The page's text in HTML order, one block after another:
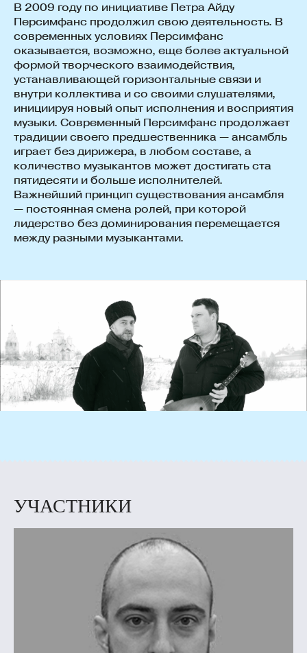
В 2009 году по инициативе Петра Айду
Персимфанс продолжил свою деятельность. В
современных условиях Персимфанс
оказывается, возможно, еще более актуальной
формой творческого взаимодействия,
устанавливающей горизонтальные связи и
внутри коллектива и со своими слушателями,
инициируя новый опыт исполнения и восприятия
музыки. Современный Персимфанс продолжает
традиции своего предшественника — ансамбль
играет без дирижера, в любом составе, а
количество музыкантов может достигать ста
пятидесяти и больше исполнителей.
Важнейший принцип существования ансамбля
— постоянная смена ролей, при которой
лидерство без доминирования перемещается
между разными музыкантами.
УЧАСТНИКИ